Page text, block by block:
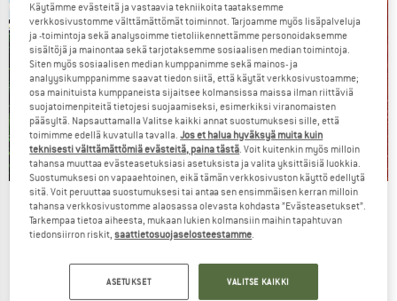
Our summer sale enters its next
phase
Käytämme evästeitä ja vastaavia tekniikoita taataksemme
verkkosivustomme välttämättömät toiminnot. Tarjoamme myös lisäpalveluja
ja -toimintoja sekä analysoimme tietoliikennettämme personoidaksemme
sisältöjä ja mainontaa sekä tarjotaksemme sosiaalisen median toimintoja.
Siten myös sosiaalisen median kumppanimme sekä mainos- ja
analyysikumppanimme saavat tiedon siitä, että käytät verkkosivustoamme;
osa mainituista kumppaneista sijaitsee kolmansissa maissa ilman riittäviä
suojatoimenpiteitä tietojesi suojaamiseksi, esimerkiksi viranomaisten
pääsyltä. Napsauttamalla Valitse kaikki annat suostumuksesi sille, että
toimimme edellä kuvatulla tavalla.Jos et halua hyväksyä muita kuin
teknisesti välttämättömiä evästeitä, paina tästä. Voit kuitenkin myös milloin
tahansa muuttaa evästeasetuksiasi asetuksista ja valita yksittäisiä luokkia.
Suostumuksesi on vapaaehtoinen, eikä tämän verkkosivuston käyttö edellytä
sitä. Voit peruuttaa suostumuksesi tai antaa sen ensimmäisen kerran milloin
tahansa verkkosivustomme alaosassa olevasta kohdasta ”Evästeasetukset”.
Tarkempaa tietoa aiheesta, mukaan lukien kolmansiin maihin tapahtuvan
tiedonsiirron riskit,saattietosuojaselosteestamme.
ASETUKSET VALITSE KAIKKI